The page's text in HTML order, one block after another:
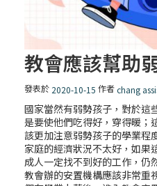
教會應該幫助
發表於 2020-10-15 作者chang
國家當然有弱勢孩子，對於這
是要使他們吃得好，穿得暖；
該更加注意弱勢孩子的學業程
家庭的經濟狀況不太好，如果
成人一定找不到好的工作，仍
教會辦的安置機構應該非常重